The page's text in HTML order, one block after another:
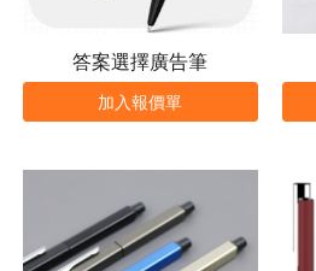
答案選擇廣告筆
加入報價單